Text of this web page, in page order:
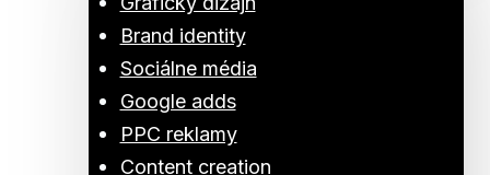
Brand identity
Sociálne média
Google adds
PPC reklamy
Content creation